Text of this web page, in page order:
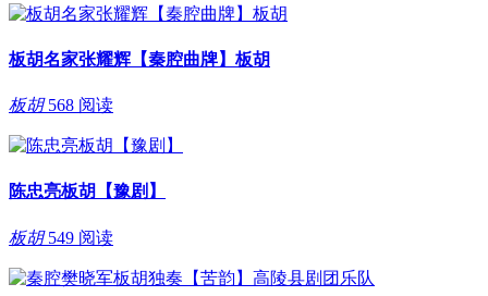
板胡名家张耀辉【秦腔曲牌】板胡
板胡 568 阅读
陈忠亮板胡【豫剧】
板胡 549 阅读